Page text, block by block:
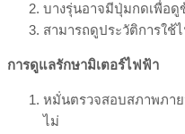
บางรุ่นอาจมีปุ่มกดเพื่อดู
สามารถดูประวัติการใช้
การดูแลรักษามิเตอร์ไฟฟ้า
หมั่นตรวจสอบสภาพภาย
ไม่